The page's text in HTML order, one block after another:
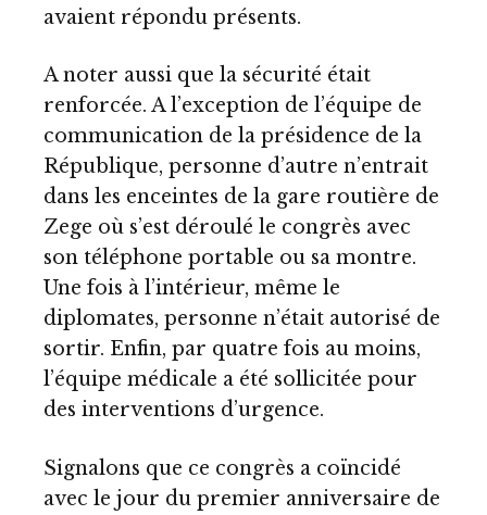
avaient répondu présents.
A noter aussi que la sécurité était
renforcée. A l’exception de l’équipe de
communication de la présidence de la
République, personne d’autre n’entrait
dans les enceintes de la gare routière de
Zege où s’est déroulé le congrès avec
son téléphone portable ou sa montre.
Une fois à l’intérieur, même le
diplomates, personne n’était autorisé de
sortir. Enfin, par quatre fois au moins,
l’équipe médicale a été sollicitée pour
des interventions d’urgence.
Signalons que ce congrès a coïncidé
avec le jour du premier anniversaire de